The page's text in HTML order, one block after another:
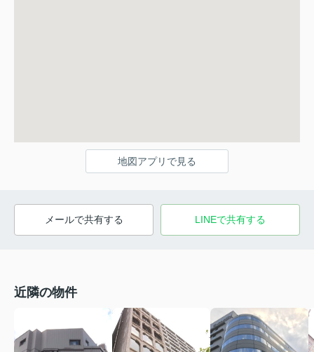
地図アプリで見る
メールで共有する LINEで共有する
近隣の物件